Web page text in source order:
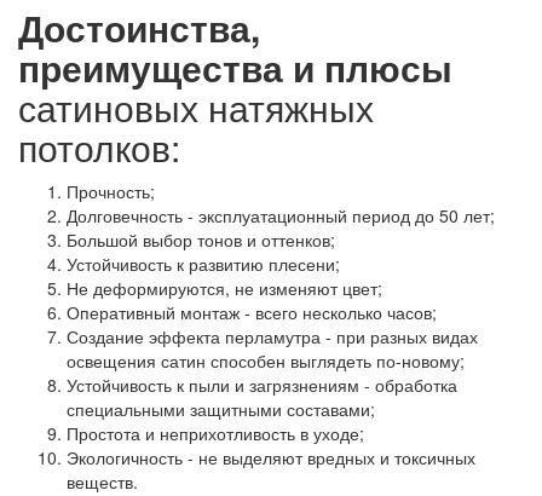
Достоинства,
преимущества и плюсы
сатиновых натяжных
потолков:
Прочность;
Долговечность - эксплуатационный период до 50 лет;
Большой выбор тонов и оттенков;
Устойчивость к развитию плесени;
Не деформируются, не изменяют цвет;
Оперативный монтаж - всего несколько часов;
Создание эффекта перламутра - при разных видах
освещения сатин способен выглядеть по-новому;
Устойчивость к пыли и загрязнениям - обработка
специальными защитными составами;
Простота и неприхотливость в уходе;
Экологичность - не выделяют вредных и токсичных
веществ.